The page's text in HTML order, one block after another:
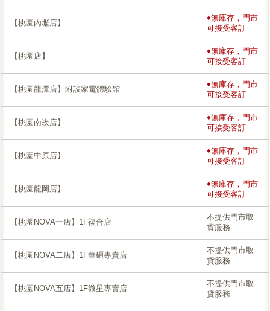
【桃園內壢店】
♦無庫存，門市
可接受客訂
【桃園店】
♦無庫存，門市
可接受客訂
【桃園龍潭店】附設家電體驗館
♦無庫存，門市
可接受客訂
【桃園南崁店】
♦無庫存，門市
可接受客訂
【桃園中原店】
♦無庫存，門市
可接受客訂
【桃園龍岡店】
♦無庫存，門市
可接受客訂
【桃園NOVA一店】1F複合店
不提供門市取
貨服務
【桃園NOVA二店】1F華碩專賣店
不提供門市取
貨服務
【桃園NOVA五店】1F微星專賣店
不提供門市取
貨服務